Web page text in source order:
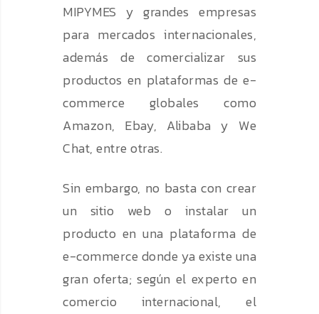
MIPYMES y grandes empresas
para mercados internacionales,
además de comercializar sus
productos en plataformas de e-
commerce globales como
Amazon, Ebay, Alibaba y We
Chat, entre otras.
Sin embargo, no basta con crear
un sitio web o instalar un
producto en una plataforma de
e-commerce donde ya existe una
gran oferta; según el experto en
comercio internacional, el